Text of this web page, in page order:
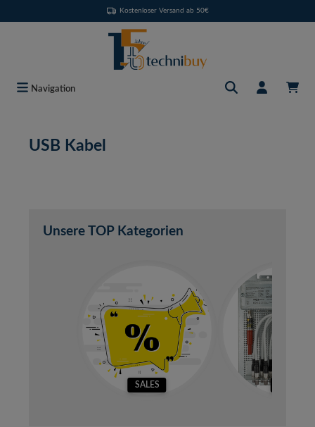
Kostenloser Versand ab 50€
Navigation
USB Kabel
Unsere TOP Kategorien
SALES